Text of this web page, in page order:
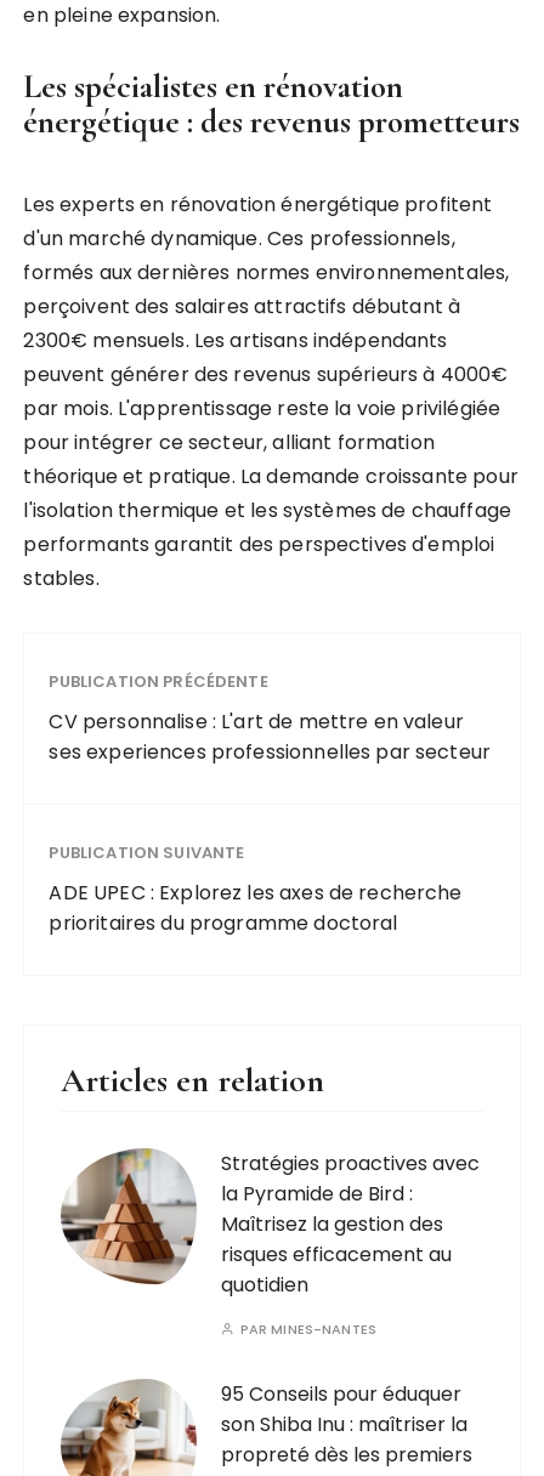
en pleine expansion.
Les spécialistes en rénovation
énergétique : des revenus prometteurs
Les experts en rénovation énergétique profitent
d'un marché dynamique. Ces professionnels,
formés aux dernières normes environnementales,
perçoivent des salaires attractifs débutant à
2300€ mensuels. Les artisans indépendants
peuvent générer des revenus supérieurs à 4000€
par mois. L'apprentissage reste la voie privilégiée
pour intégrer ce secteur, alliant formation
théorique et pratique. La demande croissante pour
l'isolation thermique et les systèmes de chauffage
performants garantit des perspectives d'emploi
stables.
PUBLICATION PRÉCÉDENTE
CV personnalise : L'art de mettre en valeur
ses experiences professionnelles par secteur
PUBLICATION SUIVANTE
ADE UPEC : Explorez les axes de recherche
prioritaires du programme doctoral
Articles en relation
Stratégies proactives avec
la Pyramide de Bird :
Maîtrisez la gestion des
risques efficacement au
quotidien
PARMINES-NANTES
95 Conseils pour éduquer
son Shiba Inu : maîtriser la
propreté dès les premiers